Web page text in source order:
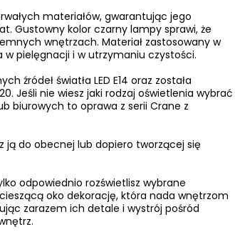
materiałów, gwarantując jego
Gustowny kolor czarny lampy sprawi, że
wnętrzach. Materiał zastosowany w
pielęgnacji i w utrzymaniu czystości.
źródeł światła LED E14 oraz została
Jeśli nie wiesz jaki rodzaj oświetlenia wybrać
biurowych to oprawa z serii Crane z
ją do obecnej lub dopiero tworzącej się
odpowiednio rozświetlisz wybrane
oko dekorację, która nada wnętrzom
zarazem ich detale i wystrój pośród